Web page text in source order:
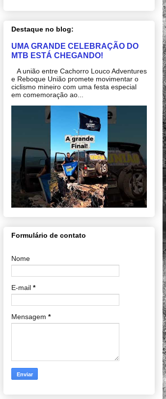
Destaque no blog:
UMA GRANDE CELEBRAÇÃO DO
MTB ESTÁ CHEGANDO!
A união entre Cachorro Louco Adventures
e Reboque União promete movimentar o
ciclismo mineiro com uma festa especial
em comemoração ao...
Formulário de contato
Nome
E-mail *
Mensagem *